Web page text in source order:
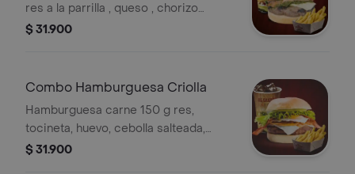
res a la parrilla , queso , chorizo
,chimuchurri ,tomate ,lechuga , papas
$ 31.900
Combo Hamburguesa Criolla
Hamburguesa carne 150 g res,
tocineta, huevo, cebolla salteada,
queso, lechuga, tomate, papas
$ 31.900